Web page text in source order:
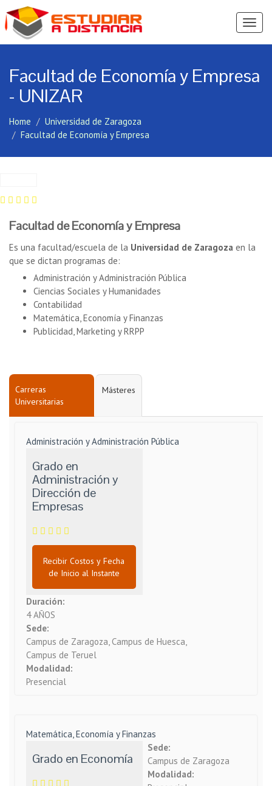
Ver
Facultad de Economía y Empresa
- UNIZAR
Home
Universidad de Zaragoza
Facultad de Economía y Empresa
Facultad de Economía y Empresa
Es una facultad/escuela de la Universidad de Zaragoza en la
que se dictan programas de:
Administración y Administración Pública
Ciencias Sociales y Humanidades
Contabilidad
Matemática, Economía y Finanzas
Publicidad, Marketing y RRPP
Carreras
Universitarias
Másteres
Administración y Administración Pública
Grado en
Administración y
Dirección de
Empresas
Recibir Costos y Fecha
de Inicio al Instante
Duración:
4 AÑOS
Sede:
Campus de Zaragoza, Campus de Huesca,
Campus de Teruel
Modalidad:
Presencial
Matemática, Economía y Finanzas
Grado en Economía
Sede:
Campus de Zaragoza
Modalidad: